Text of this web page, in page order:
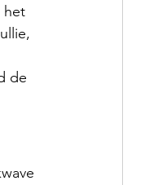
het
de